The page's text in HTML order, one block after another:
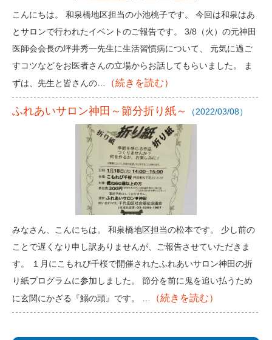
こんにちは。 和泉橋地区担当の小池桃子です。 今回は和泉はあ
とサロンで行われたイベントのご報告です。 3/8（火）の元神田
医師会会長の坪井秀一先生に生活習慣病について、 元気に過ご
すコツなどをお医者さんの立場からお話してもらいました。 ま
ずは、先生と皆さんの…
（続きを読む）
ふれあいサロン神田～節分折り紙～ （2022/03/08）
みなさん、こんにちは。 和泉橋地区担当の松本です。 少し前の
ことで遅くなり申し訳ありませんが、ご報告させていただきま
す。 １月にこもれび千桜で開催されたふれあいサロン神田の折
り紙プログラムに参加しました。 節分を前に鬼を追い払うため
に玄関にかざる『鰯の頭』です。 …
（続きを読む）